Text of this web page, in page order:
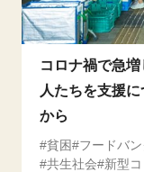
コロナ禍で急
人たちを支援に
から
貧困 フードバン
共生社会
新型